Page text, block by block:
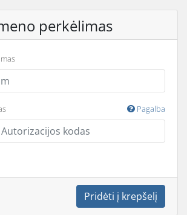
perkėlimas
Pagalba
Pridėti į krepšelį